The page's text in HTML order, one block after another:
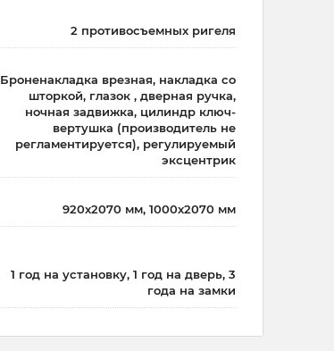
2 противосъемных ригеля
Броненакладка врезная, накладка со
шторкой, глазок , дверная ручка,
ночная задвижка, цилиндр ключ-
вертушка (производитель не
регламентируется), регулируемый
эксцентрик
920х2070 мм, 1000х2070 мм
1 год на установку, 1 год на дверь, 3
года на замки